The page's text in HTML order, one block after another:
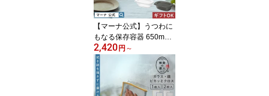
チック フードストッカー
X145
【マーナ公式】うつわに
もなる保存容器 650mL
(2個入り・4個入り) プラ
スチック 耐熱 保存容器
おしゃれ 食洗機対応 電
子レンジ対応 かわいい
キャニスター お皿代わり
2,420 円 ～